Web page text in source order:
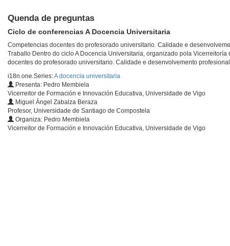
Quenda de preguntas
Ciclo de conferencias A Docencia Universitaria
Competencias docentes do profesorado universitario. Calidade e
Traballo Dentro do ciclo A Docencia Universitaria, organizado pola
docentes do profesorado universitario. Calidade e desenvolvemento
i18n.one.Series:A docencia universitaria
Presenta: Pedro Membiela
Vicerreitor de Formación e Innovación Educativa, Universidade de Vigo
Miguel Ángel Zabalza Beraza
Profesor, Universidade de Santiago de Compostela
Organiza: Pedro Membiela
Vicerreitor de Formación e Innovación Educativa, Universidade de Vigo